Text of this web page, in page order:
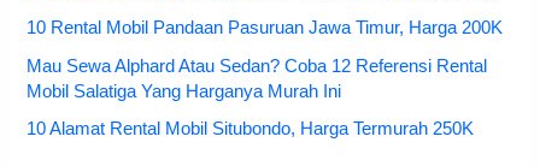
10 Rental Mobil Pandaan Pasuruan Jawa Timur, Harga 200K
Mau Sewa Alphard Atau Sedan? Coba 12 Referensi Rental
Mobil Salatiga Yang Harganya Murah Ini
10 Alamat Rental Mobil Situbondo, Harga Termurah 250K